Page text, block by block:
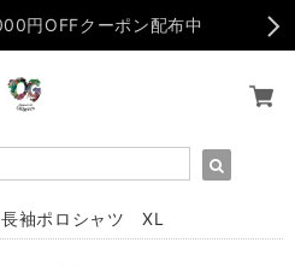
円OFFクーポン配布中
長袖ポロシャツ XL